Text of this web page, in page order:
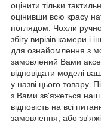
оцінити тільки
оцінивши всю красу
поглядом. Чохли
збігу вирізів камери і
для ознайомлення з
замовлений Вами
відповідати моделі
у назві цього товару.
з Вами зв'яжеться наш
відповість на всі
замовлення, або